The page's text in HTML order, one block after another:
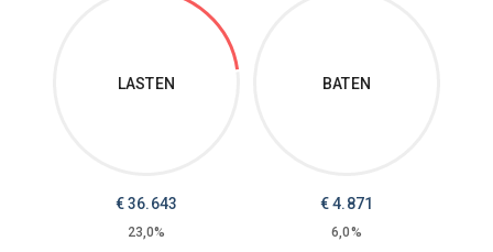
LASTEN
€36.643
23,0%
BATEN
€4.871
6,0%